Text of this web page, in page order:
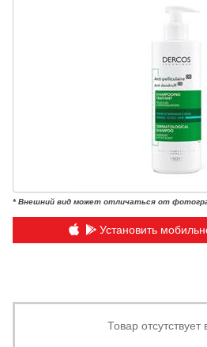
* Внешний вид может отличаться от
Установить
Товар отсутствует